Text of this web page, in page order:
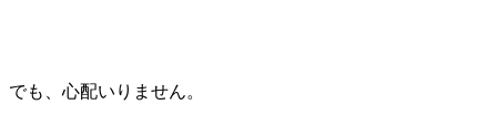
でも、心配いりません。